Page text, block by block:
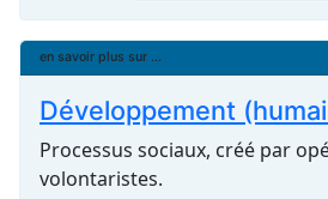
en savoir plus sur ...
Développement
Processus sociaux, créé par
volontaristes.